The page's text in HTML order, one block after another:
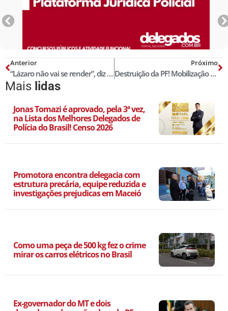
Anterior
“Lázaro não vai se render”, diz delegado que investiga chacina e estupro
Próximo
Destruição da PF! Mobilização contra a PEC 32 com ato nacional no dia 23 de junho!
Mais lidas
Jonas Tomazi é aprovado, pela 3ª vez,
na Lista dos Melhores Delegados de
Polícia do Brasil! Censo 2026
Promotora encontra delegacia com
estrutura precária, equipe reduzida e
investigações prejudicas em Maceió
Como uma peça de 500 kg fez o crime
mirar os carros elétricos no Brasil
Ex-governador do MT e dois